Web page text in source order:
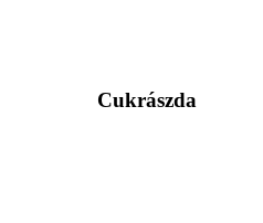
Cukrászda